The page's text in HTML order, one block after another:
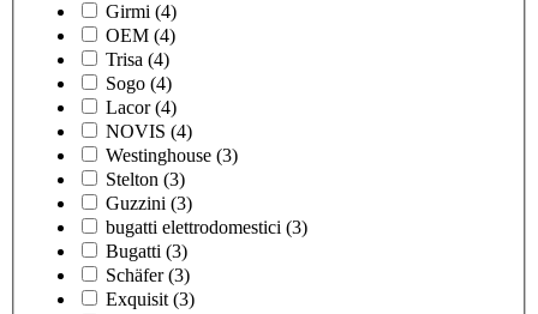
Girmi (4)
OEM (4)
Trisa (4)
Sogo (4)
Lacor (4)
NOVIS (4)
Westinghouse (3)
Stelton (3)
Guzzini (3)
bugatti elettrodomestici (3)
Bugatti (3)
Schäfer (3)
Exquisit (3)